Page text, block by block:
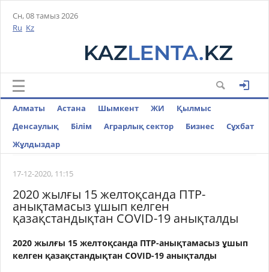
Сн, 08 тамыз 2026
Ru Kz
Алматы Астана Шымкент ЖИ
Қылмыс
Денсаулық
Білім Аграрлық сектор Бизнес
Cұхбат
Жұлдыздар
17-12-2020, 11:15
2020 жылғы 15 желтоқсанда ПТР-
анықтамасыз ұшып келген
қазақстандықтан COVID-19 анықталды
2020 жылғы 15 желтоқсанда ПТР-анықтамасыз ұшып
келген қазақстандықтан COVID-19 анықталды